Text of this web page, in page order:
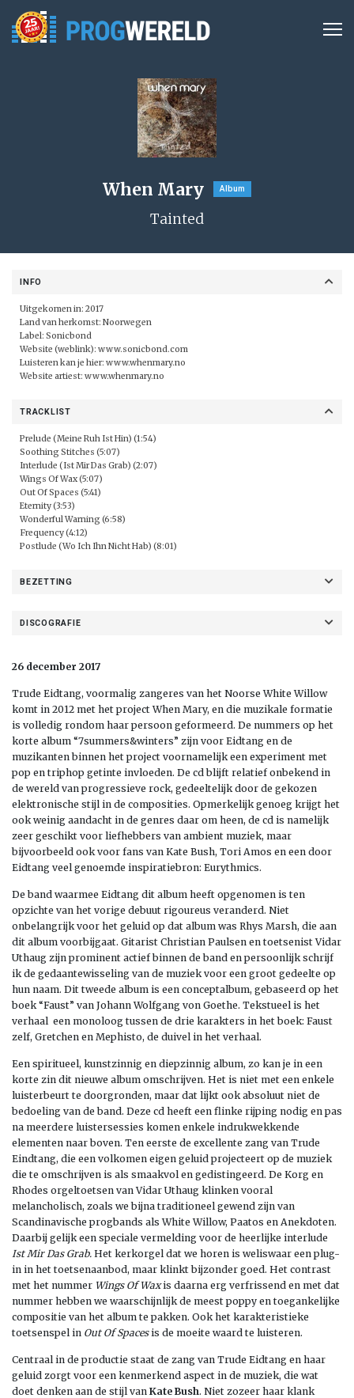
When Mary Album
Tainted
INFO
Uitgekomen in: 2017
Land van herkomst: Noorwegen
Label: Sonicbond
Website (weblink): www.sonicbond.com
Luisteren kan je hier: www.whenmary.no
Website artiest: www.whenmary.no
TRACKLIST
Prelude (Meine Ruh Ist Hin) (1:54)
Soothing Stitches (5:07)
Interlude (Ist Mir Das Grab) (2:07)
Wings Of Wax (5:07)
Out Of Spaces (5:41)
Eternity (3:53)
Wonderful Warning (6:58)
Frequency (4:12)
Postlude (Wo Ich Ihn Nicht Hab) (8:01)
BEZETTING
DISCOGRAFIE
26 december 2017
Trude Eidtang, voormalig zangeres van het Noorse White Willow
komt in 2012 met het project When Mary, en die muzikale formatie
is volledig rondom haar persoon geformeerd. De nummers op het
korte album “7summers&winters” zijn voor Eidtang en de
muzikanten binnen het project voornamelijk een experiment met
pop en triphop getinte invloeden. De cd blijft relatief onbekend in
de wereld van progressieve rock, gedeeltelijk door de gekozen
elektronische stijl in de composities. Opmerkelijk genoeg krijgt het
ook weinig aandacht in de genres daar om heen, de cd is namelijk
zeer geschikt voor liefhebbers van ambient muziek, maar
bijvoorbeeld ook voor fans van Kate Bush, Tori Amos en een door
Eidtang veel genoemde inspiratiebron: Eurythmics.
De band waarmee Eidtang dit album heeft opgenomen is ten
opzichte van het vorige debuut rigoureus veranderd. Niet
onbelangrijk voor het geluid op dat album was Rhys Marsh, die aan
dit album voorbijgaat. Gitarist Christian Paulsen en toetsenist Vidar
Uthaug zijn prominent actief binnen de band en persoonlijk schrijf
ik de gedaantewisseling van de muziek voor een groot gedeelte op
hun naam. Dit tweede album is een conceptalbum, gebaseerd op het
boek “Faust” van Johann Wolfgang von Goethe. Tekstueel is het
verhaal een monoloog tussen de drie karakters in het boek: Faust
zelf, Gretchen en Mephisto, de duivel in het verhaal.
Een spiritueel, kunstzinnig en diepzinnig album, zo kan je in een
korte zin dit nieuwe album omschrijven. Het is niet met een enkele
luisterbeurt te doorgronden, maar dat lijkt ook absoluut niet de
bedoeling van de band. Deze cd heeft een flinke rijping nodig en pas
na meerdere luistersessies komen enkele indrukwekkende
elementen naar boven. Ten eerste de excellente zang van Trude
Eindtang, die een volkomen eigen geluid projecteert op de muziek
die te omschrijven is als smaakvol en gedistingeerd. De Korg en
Rhodes orgeltoetsen van Vidar Uthaug klinken vooral
melancholisch, zoals we bijna traditioneel gewend zijn van
Scandinavische progbands als White Willow, Paatos en Anekdoten.
Daarbij gelijk een speciale vermelding voor de heerlijke interlude
Ist Mir Das Grab. Het kerkorgel dat we horen is weliswaar een plug-
in in het toetsenaanbod, maar klinkt bijzonder goed. Het contrast
met het nummer Wings Of Waxis daarna erg verfrissend en met dat
nummer hebben we waarschijnlijk de meest poppy en toegankelijke
compositie van het album te pakken. Ook het karakteristieke
toetsenspel in Out Of Spacesis de moeite waard te luisteren.
Centraal in de productie staat de zang van Trude Eidtang en haar
geluid zorgt voor een kenmerkend aspect in de muziek, die wat
doet denken aan de stijl van Kate Bush. Niet zozeer haar klank